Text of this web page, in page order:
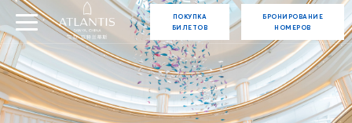
ПОКУПКА
БИЛЕТОВ
БРОНИРОВАНИЕ
НОМЕРОВ